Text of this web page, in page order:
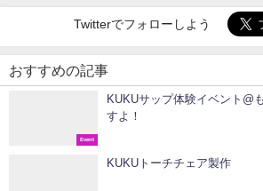
Twitterでフォローしよう
おすすめの記事
Event
KUKUサップ体験イベント
すよ！
KUKUトーチチェア製作